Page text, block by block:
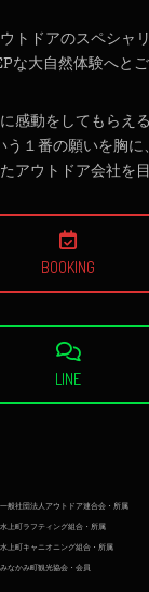
トドアのスペシャ
な大自然体験へと
感動をしてもらえ
う１番の願いを胸に、
アウトドア会社を目
BOOKING
LINE
一般社団法人アウトドア連合会・所属
水上町ラフティング組合・所属
水上町キャニオニング組合・所属
みなかみ町観光協会・会員